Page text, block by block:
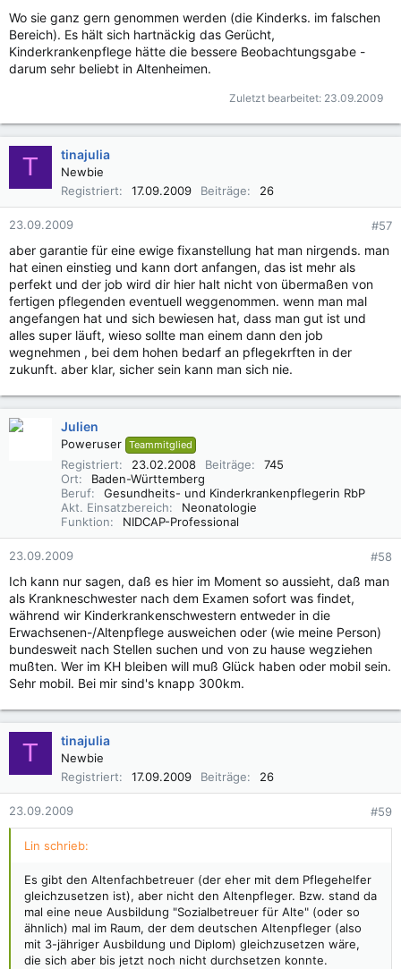
Wo sie ganz gern genommen werden (die Kinderks. im falschen
Bereich). Es hält sich hartnäckig das Gerücht,
Kinderkrankenpflege hätte die bessere Beobachtungsgabe -
darum sehr beliebt in Altenheimen.
Zuletzt bearbeitet: 23.09.2009
T tinajulia
Newbie
Registriert
17.09.2009 Beiträge 26
23.09.2009 #57
aber garantie für eine ewige fixanstellung hat man nirgends. man
hat einen einstieg und kann dort anfangen, das ist mehr als
perfekt und der job wird dir hier halt nicht von übermaßen von
fertigen pflegenden eventuell weggenommen. wenn man mal
angefangen hat und sich bewiesen hat, dass man gut ist und
alles super läuft, wieso sollte man einem dann den job
wegnehmen , bei dem hohen bedarf an pflegekrften in der
zukunft. aber klar, sicher sein kann man sich nie.
Julien
Poweruser Teammitglied
Registriert 23.02.2008 Beiträge
745
Ort
Baden-Württemberg
Beruf
Gesundheits- und Kinderkrankenpflegerin RbP
Akt. Einsatzbereich
Neonatologie
Funktion
NIDCAP-Professional
23.09.2009 #58
Ich kann nur sagen, daß es hier im Moment so aussieht, daß man
als Krankneschwester nach dem Examen sofort was findet,
während wir Kinderkrankenschwestern entweder in die
Erwachsenen-/Altenpflege ausweichen oder (wie meine Person)
bundesweit nach Stellen suchen und von zu hause wegziehen
mußten. Wer im KH bleiben will muß Glück haben oder mobil sein.
Sehr mobil. Bei mir sind's knapp 300km.
T tinajulia
Newbie
Registriert
17.09.2009 Beiträge 26
23.09.2009 #59
Lin schrieb:
Es gibt den Altenfachbetreuer (der eher mit dem Pflegehelfer
gleichzusetzen ist), aber nicht den Altenpfleger. Bzw. stand da
mal eine neue Ausbildung "Sozialbetreuer für Alte" (oder so
ähnlich) mal im Raum, der dem deutschen Altenpfleger (also
mit 3-jähriger Ausbildung und Diplom) gleichzusetzen wäre,
die sich aber bis jetzt noch nicht durchsetzen konnte.